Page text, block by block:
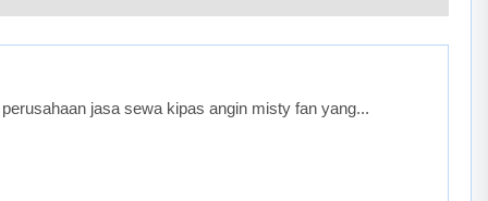
jasa sewa kipas angin misty fan yang...